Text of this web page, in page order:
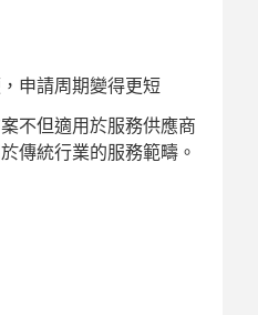
申請周期變得更短
不但適用於服務供應商
傳統行業的服務範疇。